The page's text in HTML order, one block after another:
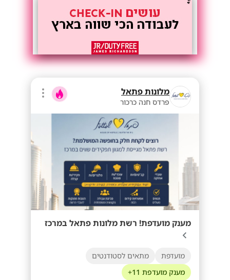
מלונות פתאל
פרדס חנה כרכור
מענק מועדפת! רשת מלונות פתאל במרכז
מועדפת
מתאים לסטודנטים
מענק מועדפת 11+